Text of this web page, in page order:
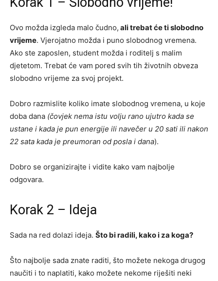
Ovo možda izgleda malo čudno, ali trebat će ti slobodno
vrijeme. Vjerojatno možda i puno slobodnog vremena.
Ako ste zaposlen, student možda i roditelj s malim
djetetom. Trebat će vam pored svih tih životnih obveza
slobodno vrijeme za svoj projekt.
Dobro razmislite koliko imate slobodnog vremena, u koje
doba dana (čovjek nema istu volju rano ujutro kada se
ustane i kada je pun energije ili navečer u 20 sati ili nakon
22 sata kada je preumoran od posla i dana).
Dobro se organizirajte i vidite kako vam najbolje
odgovara.
Korak 2 – Ideja
Sada na red dolazi ideja. Što bi radili, kako i za koga?
Što najbolje sada znate raditi, što možete nekoga drugog
naučiti i to naplatiti, kako možete nekome riješiti neki